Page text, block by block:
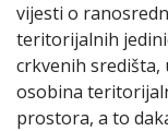
vijesti o
teritorijalnih
crkvenih središta,
osobina
prostora, a to